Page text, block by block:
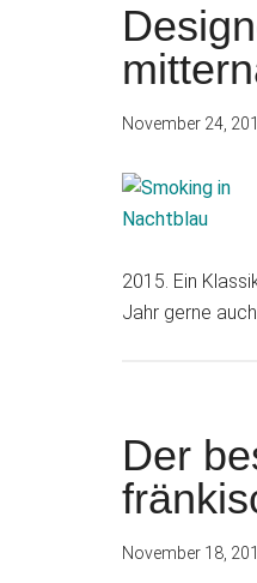
November 24,
2015. Ein
Jahr gerne
Der
November 18,